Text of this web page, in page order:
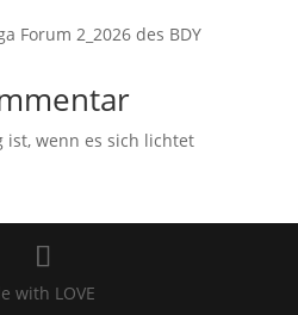
Forum 2_2026 des BDY
ist, wenn es sich lichtet
with LOVE